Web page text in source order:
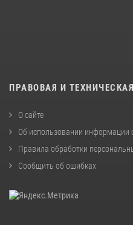
ПРАВОВАЯ И
О сайте
Об использовании информации
Правила обработки
Сообщить об ошибках